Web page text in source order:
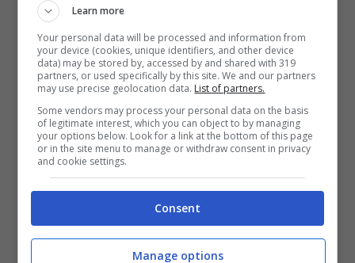
shampoo, maschere, conditioner e sieri
idratanti; per il corpo, invece, troverai uno
spray per massaggi , un detergente anti-
età, una crema mani al burro di karité e
tanto altro ancora.
Per il viso, invece, potrairivoluzionare la
tua skincare quotidiana: esfolianti viso
all’acido glicolico, crema viso idratante al
Learn more
Your personal data will be processed and information from
your device (cookies, unique identifiers, and other device
data) may be stored by, accessed by and shared with 319
partners, or used specifically by this site. We and our partners
may use precise geolocation data. List of partners.
Some vendors may process your personal data on the basis
of legitimate interest, which you can object to by managing
your options below. Look for a link at the bottom of this page
or in the site menu to manage or withdraw consent in privacy
and cookie settings.
Consent
Manage options